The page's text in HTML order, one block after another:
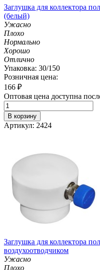
Заглушка для коллектора
(белый)
Ужасно
Плохо
Нормально
Хорошо
Отлично
Упаковка: 30/150
Розничная цена:
166 ₽
Оптовая цена доступна
В корзину
Артикул: 2424
Заглушка для коллектора
воздухоотводчиком
Ужасно
Плохо